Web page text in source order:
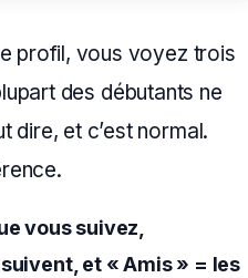
profil, vous voyez trois
des débutants ne
dire, et c’est normal.
vous suivez,
et « Amis » = les